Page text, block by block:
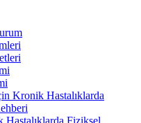
Kronik Hastalıklarda
Fiziksel